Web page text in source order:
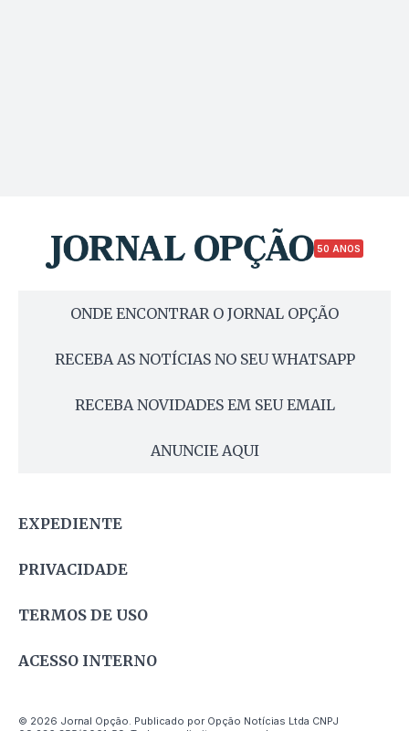
50 ANOS
ONDE ENCONTRAR O JORNAL OPÇÃO
RECEBA AS NOTÍCIAS NO SEU WHATSAPP
RECEBA NOVIDADES EM SEU EMAIL
ANUNCIE AQUI
EXPEDIENTE
PRIVACIDADE
TERMOS DE USO
ACESSO INTERNO
© 2026 Jornal Opção. Publicado por Opção Notícias Ltda CNPJ